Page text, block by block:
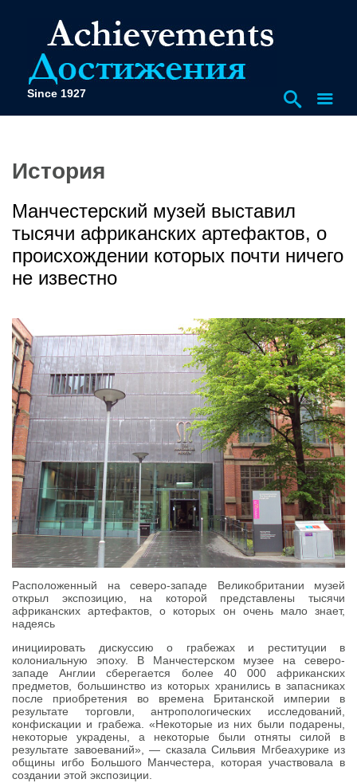
Since 1927
История
Манчестерский музей выставил
тысячи африканских артефактов, о
происхождении которых почти ничего
не известно
Расположенный на северо-западе Великобритании музей
открыл экспозицию, на которой представлены тысячи
африканских артефактов, о которых он очень мало знает,
надеясь
инициировать дискуссию о грабежах и реституции в
колониальную эпоху. В Манчестерском музее на северо-
западе Англии сберегается более 40 000 африканских
предметов, большинство из которых хранились в запасниках
после приобретения во времена Британской империи в
результате торговли, антропологических исследований,
конфискации и грабежа. «Некоторые из них были подарены,
некоторые украдены, а некоторые были отняты силой в
результате завоеваний», — сказала Сильвия Мгбеахурике из
общины игбо Большого Манчестера, которая участвовала в
создании этой экспозиции.